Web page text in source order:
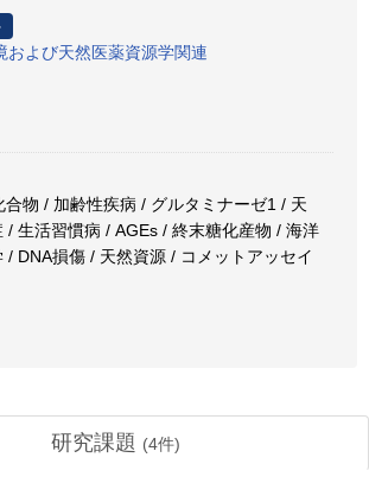
および天然医薬資源学関連
合物 / 加齢性疾病 / グルタミナーゼ1 / 天
/ 生活習慣病 / AGEs / 終末糖化産物 / 海洋
/ DNA損傷 / 天然資源 / コメットアッセイ
研究課題 (4件)